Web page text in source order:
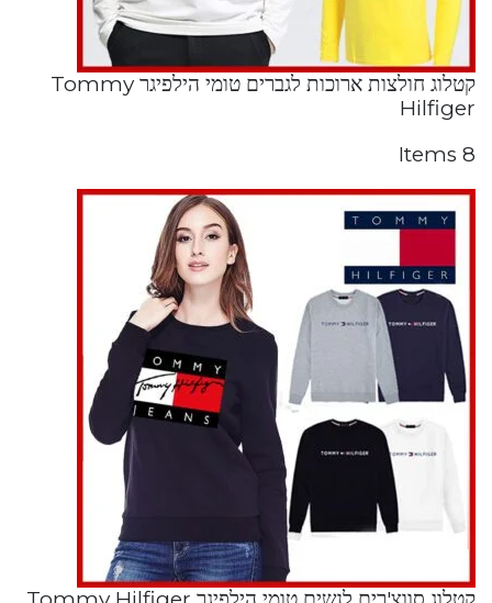
קטלוג חולצות ארוכות לגברים טומי הילפיגר Tommy
Hilfiger
8 Items